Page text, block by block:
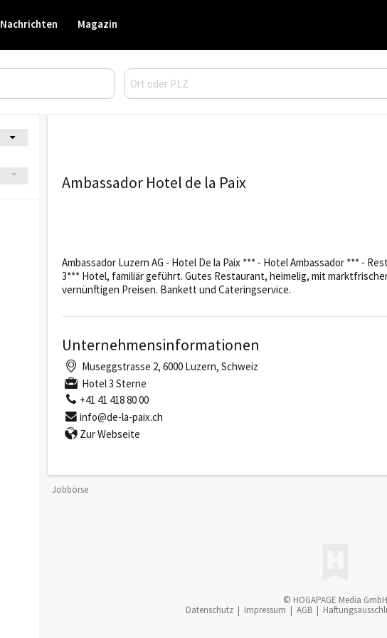
Nachrichten Magazin
Ambassador Hotel de la Paix
Ambassador Luzern AG - Hotel De la Paix *** - Hotel Ambassador *** -
3*** Hotel, familiär geführt. Gutes Restaurant, heimelig, mit
vernünftigen Preisen. Bankett und Cateringservice.
Unternehmensinformationen
Museggstrasse 2, 6000 Luzern, Schweiz
Hotel 3 Sterne
+41 41 418 80 00
info@de-la-paix.ch
Zur Webseite
Jobbörse
© HOGAPAGE Media GmbH
Datenschutz
Impressum AGB